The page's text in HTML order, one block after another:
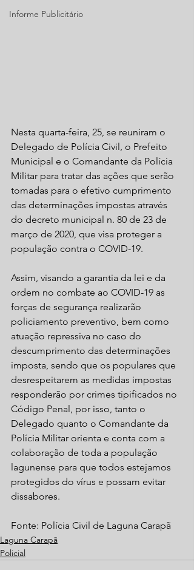
Informe Publicitário
Nesta quarta-feira, 25, se reuniram o
Delegado de Polícia Civil, o Prefeito
Municipal e o Comandante da Polícia
Militar para tratar das ações que serão
tomadas para o efetivo cumprimento
das determinações impostas através
do decreto municipal n. 80 de 23 de
março de 2020, que visa proteger a
população contra o COVID-19.
Assim, visando a garantia da lei e da
ordem no combate ao COVID-19 as
forças de segurança realizarão
policiamento preventivo, bem como
atuação repressiva no caso do
descumprimento das determinações
imposta, sendo que os populares que
desrespeitarem as medidas impostas
responderão por crimes tipificados no
Código Penal, por isso, tanto o
Delegado quanto o Comandante da
Polícia Militar orienta e conta com a
colaboração de toda a população
lagunense para que todos estejamos
protegidos do vírus e possam evitar
dissabores.
Fonte: Polícia Civil de Laguna Carapã
Laguna Carapã
Policial